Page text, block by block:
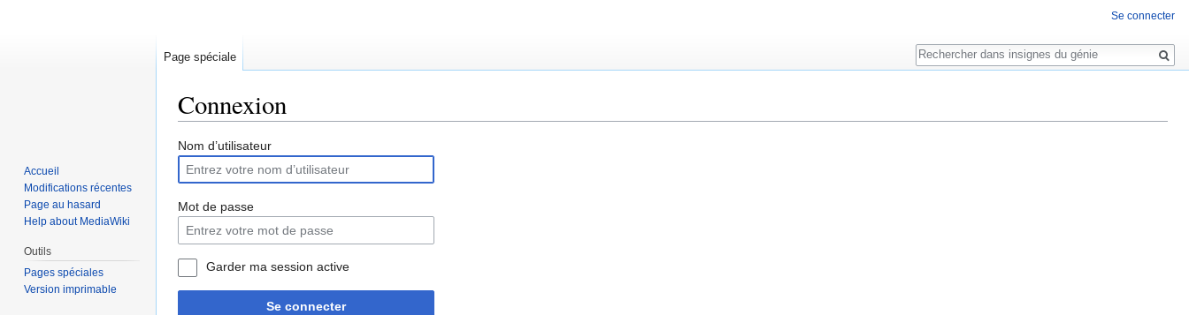
Connexion
Sauter
la
navigation
Sauter
la
recherche
Nom d’utilisateur
Mot de passe
Garder ma session active
Se connecter
Se connecter
Page spéciale
Rechercher
Accueil
Modifications récentes
Page au hasard
Help about MediaWiki
Outils
Pages spéciales
Version imprimable